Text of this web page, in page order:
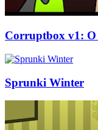
Corruptbox v1: O
Sprunki Winter